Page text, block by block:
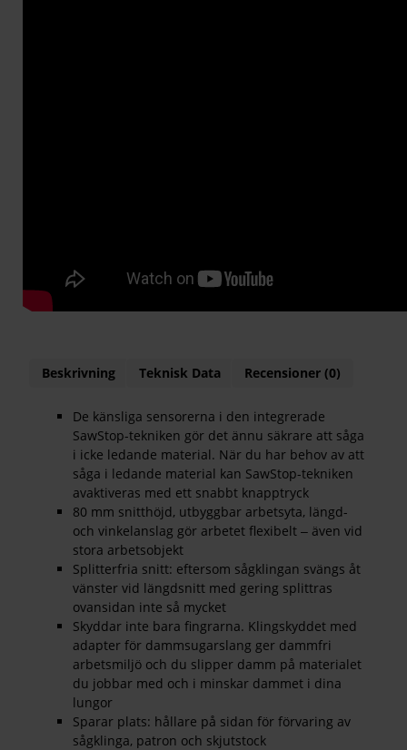
Beskrivning Teknisk Data Recensioner (0)
De känsliga sensorerna i den integrerade
SawStop-tekniken gör det ännu säkrare att såga
i icke ledande material. När du har behov av att
såga i ledande material kan SawStop-tekniken
avaktiveras med ett snabbt knapptryck
80 mm snitthöjd, utbyggbar arbetsyta, längd-
och vinkelanslag gör arbetet flexibelt ‒ även vid
stora arbetsobjekt
Splitterfria snitt: eftersom sågklingan svängs åt
vänster vid längdsnitt med gering splittras
ovansidan inte så mycket
Skyddar inte bara fingrarna. Klingskyddet med
adapter för dammsugarslang ger dammfri
arbetsmiljö och du slipper damm på materialet
du jobbar med och i minskar dammet i dina
lungor
Sparar plats: hållare på sidan för förvaring av
sågklinga, patron och skjutstock